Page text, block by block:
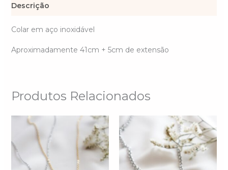
Descrição
Colar em aço inoxidável
Aproximadamente 41cm + 5cm de extensão
Produtos Relacionados